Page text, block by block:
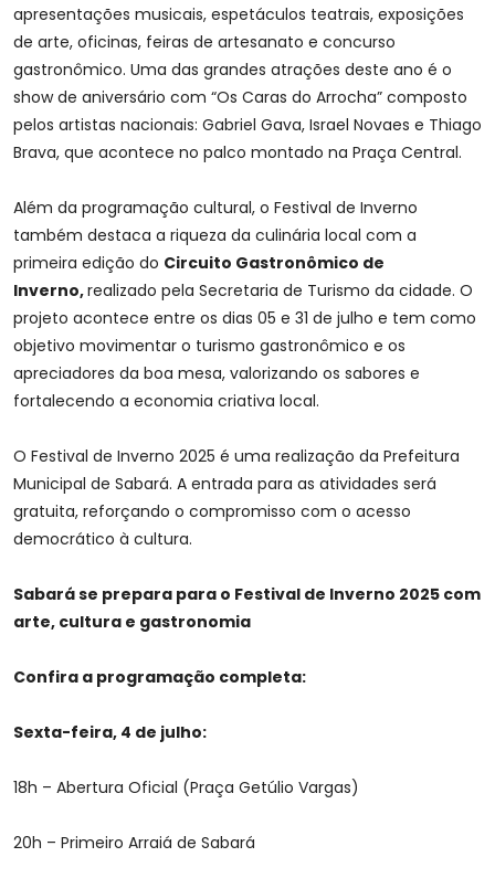
apresentações musicais, espetáculos teatrais, exposições
de arte, oficinas, feiras de artesanato e concurso
gastronômico. Uma das grandes atrações deste ano é o
show de aniversário com “Os Caras do Arrocha” composto
pelos artistas nacionais: Gabriel Gava, Israel Novaes e Thiago
Brava, que acontece no palco montado na Praça Central.
Além da programação cultural, o Festival de Inverno
também destaca a riqueza da culinária local com a
primeira edição do Circuito Gastronômico de
Inverno,realizado pela Secretaria de Turismo da cidade. O
projeto acontece entre os dias 05 e 31 de julho e tem como
objetivo movimentar o turismo gastronômico e os
apreciadores da boa mesa, valorizando os sabores e
fortalecendo a economia criativa local.
O Festival de Inverno 2025 é uma realização da Prefeitura
Municipal de Sabará. A entrada para as atividades será
gratuita, reforçando o compromisso com o acesso
democrático à cultura.
Sabará se prepara para o Festival de Inverno 2025 com
arte, cultura e gastronomia
Confira a programação completa:
Sexta-feira, 4 de julho:
18h – Abertura Oficial (Praça Getúlio Vargas)
20h – Primeiro Arraiá de Sabará